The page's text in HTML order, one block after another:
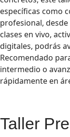
específicas como
profesional,
clases en vivo,
digitales, podrás
Recomendado
intermedio o
rápidamente en
Taller